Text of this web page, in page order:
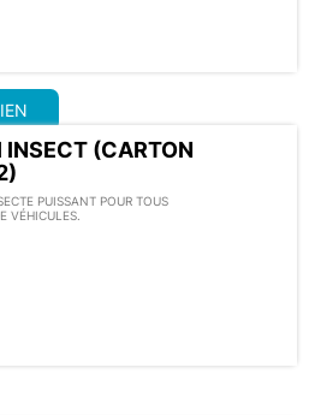
INSECT (CARTON
PUISSANT POUR TOUS
VÉHICULES.